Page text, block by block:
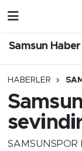
Samsun Haber
HABERLER
SAMSUNSPOR
Samsun
Samsun
Samsun
SAMSUN
Samsun